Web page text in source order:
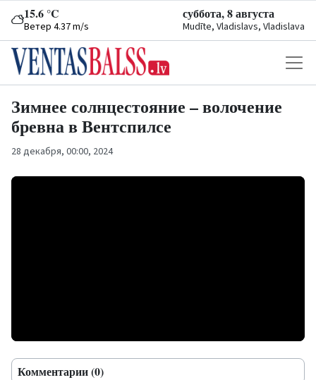
15.6 °C
Ветер 4.37 m/s
суббота, 8 августа
Mudīte, Vladislavs, Vladislava
Зимнее солнцестояние – волочение
бревна в Вентспилсе
28 декабря, 00:00, 2024
Комментарии (0)